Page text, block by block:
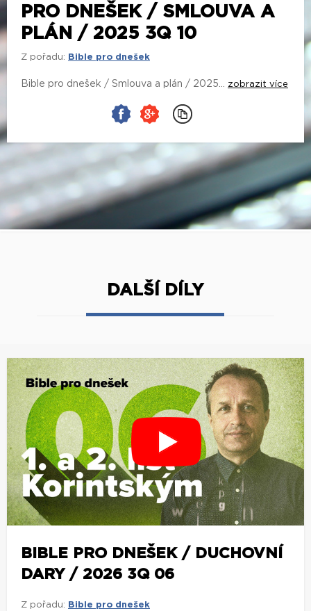
PRO DNEŠEK / SMLOUVA A
PLÁN / 2025 3Q 10
Z pořadu: Bible pro dnešek
Bible pro dnešek / Smlouva a plán / 2025... zobrazit více
DALŠÍ DÍLY
BIBLE PRO DNEŠEK / DUCHOVNÍ
DARY / 2026 3Q 06
Z pořadu: Bible pro dnešek